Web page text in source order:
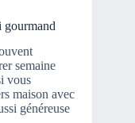
gourmand
semaine
vous
maison avec
généreuse